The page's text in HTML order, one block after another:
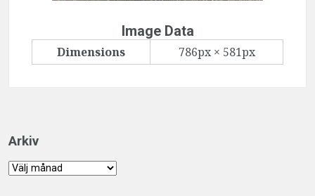
Image Data
Dimensions 786px × 581px
Arkiv
Arkiv